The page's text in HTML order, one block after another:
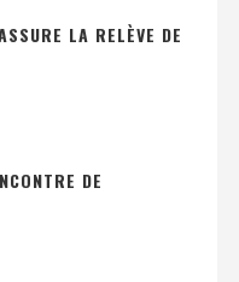
LA RELÈVE DE
DE